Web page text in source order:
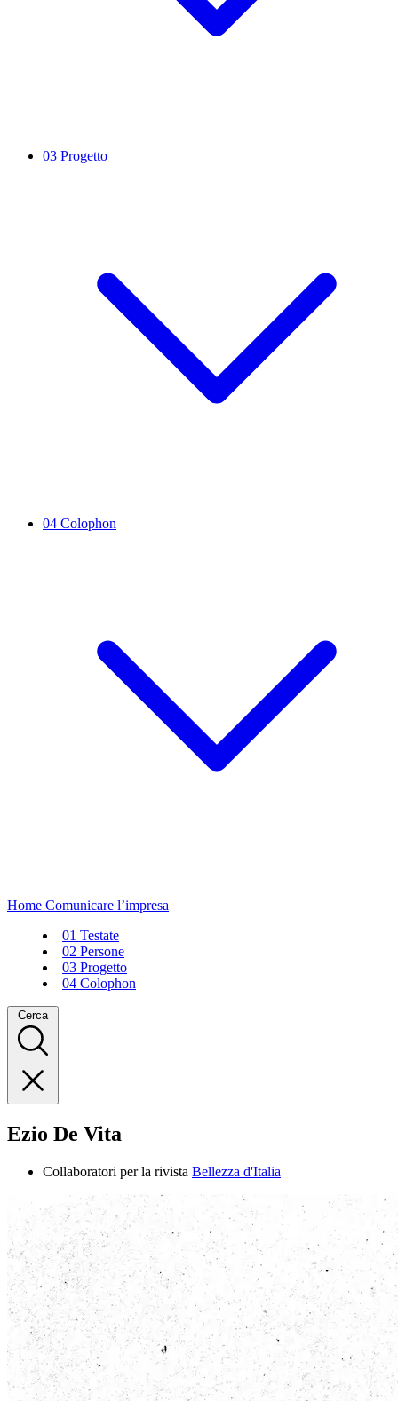
03 Progetto
04 Colophon
Home Comunicare l’impresa
01 Testate
02 Persone
03 Progetto
04 Colophon
Cerca
Ezio De Vita
Collaboratori per la rivista Bellezza d'Italia